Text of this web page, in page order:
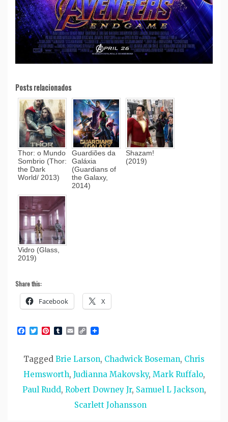
Posts relacionados
Thor: o Mundo
Sombrio (Thor:
the Dark
World/ 2013)
Guardiões da
Galáxia
(Guardians of
the Galaxy,
2014)
Shazam!
(2019)
Vidro (Glass,
2019)
Share this:
Facebook X
Facebook
Twitter
Pinterest
Tumblr
Email
Copy
Tagged Brie Larson, Chadwick Boseman, Chris
Hemsworth, Judianna Makovsky, Mark Ruffalo,
Paul Rudd, Robert Downey Jr, Samuel L Jackson,
Scarlett Johansson